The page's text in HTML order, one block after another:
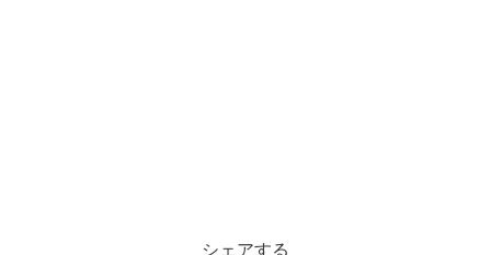
シェアする